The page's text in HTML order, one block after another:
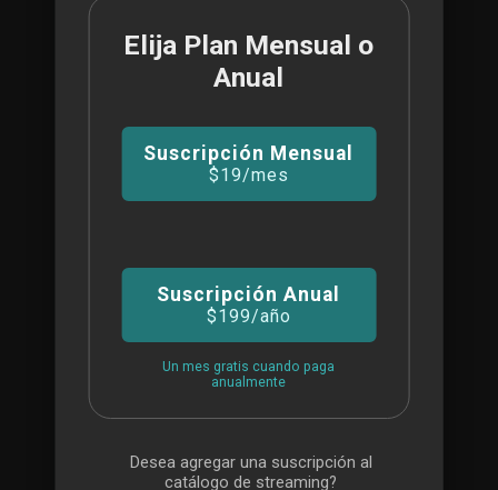
Elija Plan Mensual o
Anual
Suscripción Mensual
$19/mes
Suscripción Anual
$199/año
Un mes gratis cuando paga
anualmente
Desea agregar una suscripción al
catálogo de streaming?
COMPRAR
Para Principiantes
$99
Misión Crítica
Soporte de misión crítica